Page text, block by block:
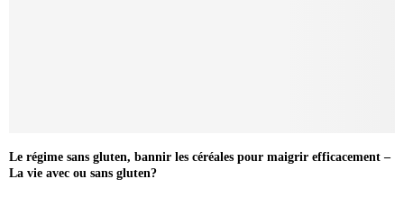
Le régime sans gluten, bannir les céréales pour maigrir efficacement –
La vie avec ou sans gluten?